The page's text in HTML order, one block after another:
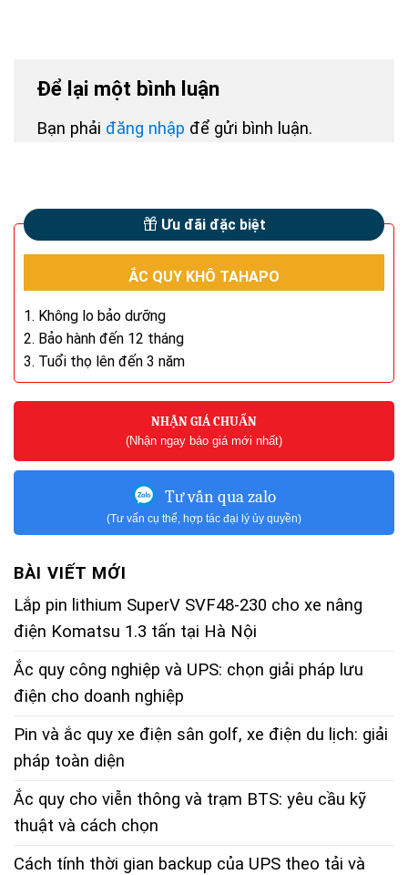
Để lại một bình luận
Bạn phải đăng nhập để gửi bình luận.
Ưu đãi đặc biệt
ẮC QUY KHÔ TAHAPO
1. Không lo bảo dưỡng
2. Bảo hành đến 12 tháng
3. Tuổi thọ lên đến 3 năm
NHẬN GIÁ CHUẨN
(Nhận ngay báo giá mới nhất)
Tư vấn qua zalo
(Tư vấn cụ thể, hợp tác đại lý ủy quyền)
BÀI VIẾT MỚI
Lắp pin lithium SuperV SVF48-230 cho xe nâng
điện Komatsu 1.3 tấn tại Hà Nội
Ắc quy công nghiệp và UPS: chọn giải pháp lưu
điện cho doanh nghiệp
Pin và ắc quy xe điện sân golf, xe điện du lịch: giải
pháp toàn diện
Ắc quy cho viễn thông và trạm BTS: yêu cầu kỹ
thuật và cách chọn
Cách tính thời gian backup của UPS theo tải và